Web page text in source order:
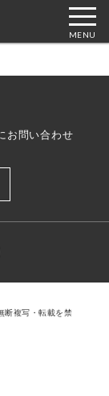
MENU
お問い合わせ
断複写・転載を禁